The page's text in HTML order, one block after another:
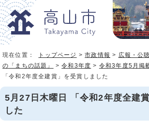
現在位置： トップページ >市政情報 > 広報・公聴
の「まちの話題」
>令和3年度 > 令和3年度5月掲
「令和2年度全建賞」を受賞しました
5月27日木曜日 「令和2年度全建
した